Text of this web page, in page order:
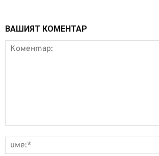
ВАШИЯТ КОМЕНТАР